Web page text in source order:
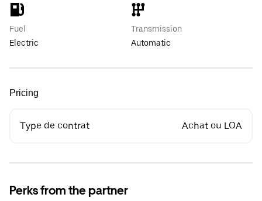
Fuel
Electric
Transmission
Automatic
Pricing
Type de contrat Achat ou LOA
Perks from the partner